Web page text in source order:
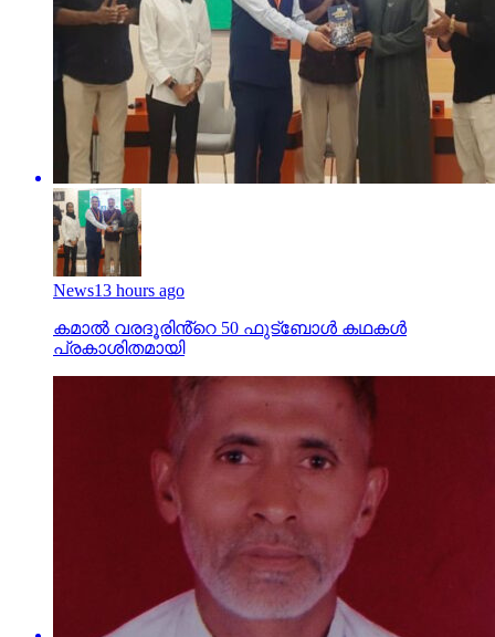
News13 hours ago
കമാൽ വരദൂരിൻ്റെ 50 ഫുട്ബോൾ കഥകൾ
പ്രകാശിതമായി